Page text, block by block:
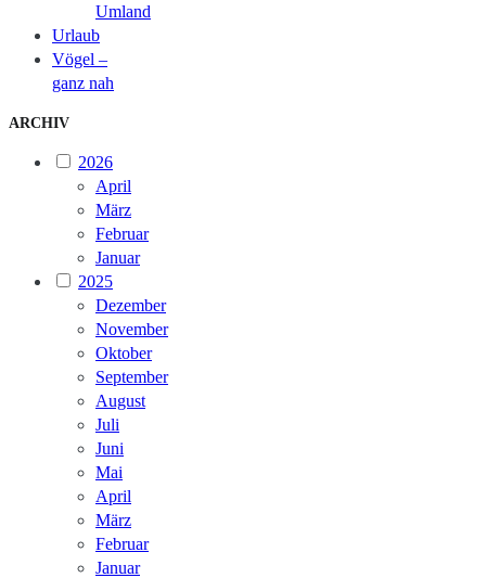
Umland
Urlaub
Vögel –
ganz nah
ARCHIV
2026
April
März
Februar
Januar
2025
Dezember
November
Oktober
September
August
Juli
Juni
Mai
April
März
Februar
Januar